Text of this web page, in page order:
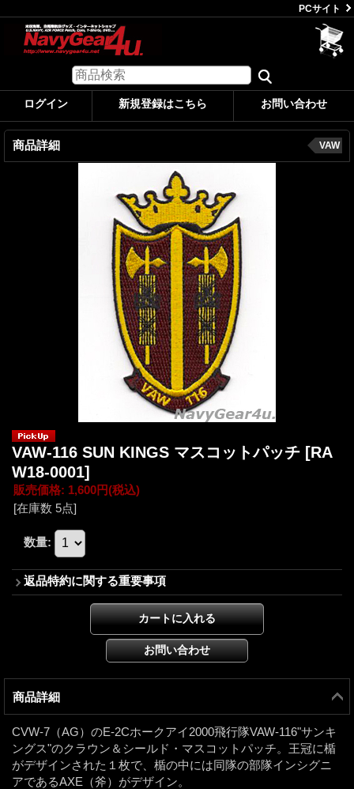
PCサイト
ログイン 新規登録はこちら お問い合わせ
商品詳細 VAW
VAW-116 SUN KINGS マスコットパッチ [RA
W18-0001]
販売価格: 1,600円(税込)
[在庫数 5点]
数量:
返品特約に関する重要事項
商品詳細
CVW-7（AG）のE-2Cホークアイ2000飛行隊VAW-116"サンキ
ングス"のクラウン＆シールド・マスコットパッチ。王冠に楯
がデザインされた１枚で、楯の中には同隊の部隊インシグニ
アであるAXE（斧）がデザイン。